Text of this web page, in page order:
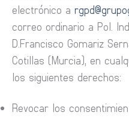
electrónico a
correo ordinario a Pol.
D.Francisco Gomariz
Cotillas (Murcia), en
los siguientes derechos:
Revocar los